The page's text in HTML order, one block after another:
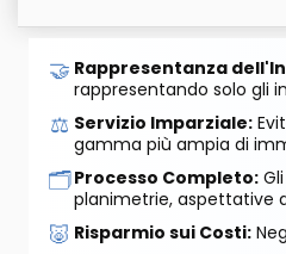
🤝 Rappresentanza
rappresentando solo gli
⚖️ Servizio Imparziale:
gamma più ampia di
🗂️Processo Completo:
planimetrie, aspettative
🐷 Risparmio sui Costi: